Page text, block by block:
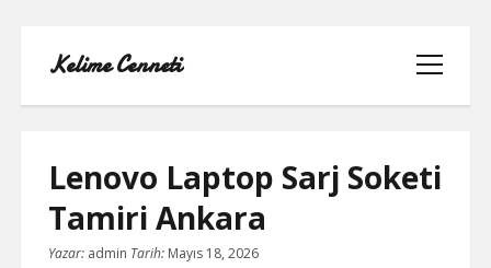
Kelime Cenneti
menüyü
aç
LISTE
Lenovo Laptop Sarj Soketi
Tamiri Ankara
Yazar: admin Tarih: Mayıs 18, 2026